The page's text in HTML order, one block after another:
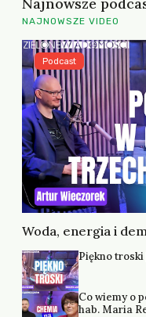
NAJNOWSZE VIDEO
Woda, energia i
Podcast
Piękno troski
Co wiemy o
hab. Maria